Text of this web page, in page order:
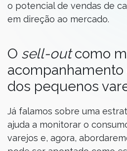
o potencial de vendas de
em direção ao mercado.
O sell-outcomo
acompanhamento
dos pequenos
Já falamos sobre uma
ajuda a monitorar o
varejos e, agora,